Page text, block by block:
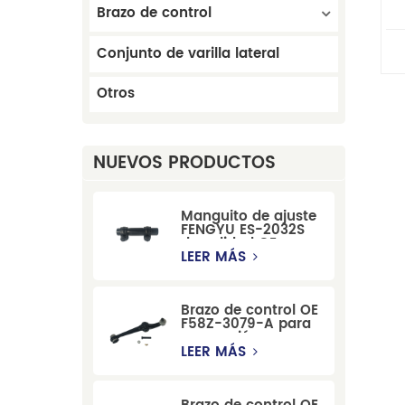
Brazo de control
Conjunto de varilla lateral
Otros
NUEVOS PRODUCTOS
Manguito de ajuste
FENGYU ES-2032S
de calidad OE para
Mercury, Pontiac,
LEER MÁS
Brazo de control OE
F58Z-3079-A para
suspensión
delantera de Ford
LEER MÁS